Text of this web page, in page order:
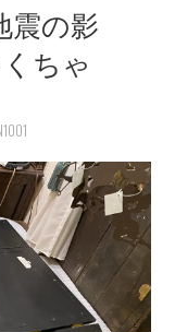
震の影
ちゃ